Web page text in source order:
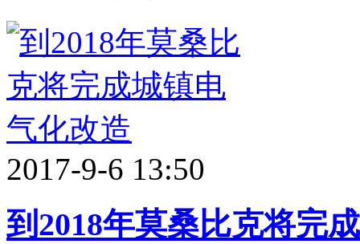
2017-9-6 13:50
到2018年莫桑比克将完